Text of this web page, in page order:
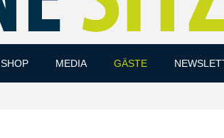
SHOP MEDIA GÄSTE